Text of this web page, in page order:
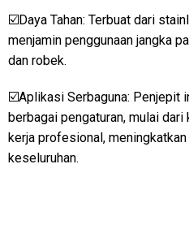
☑️Daya Tahan: Terbuat dari
menjamin penggunaan jangka
dan robek.
☑️Aplikasi Serbaguna: Penjepit
berbagai pengaturan, mulai
kerja profesional,
keseluruhan.